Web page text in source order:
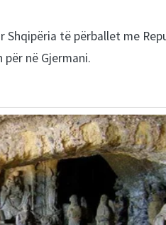
të përballet me
në Gjermani.